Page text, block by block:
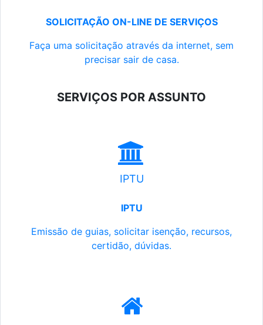
SOLICITAÇÃO ON-LINE DE SERVIÇOS
Faça uma solicitação através da internet, sem
precisar sair de casa.
SERVIÇOS POR ASSUNTO
IPTU
IPTU
Emissão de guias, solicitar isenção, recursos,
certidão, dúvidas.